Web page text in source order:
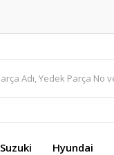
Suzuki Hyundai